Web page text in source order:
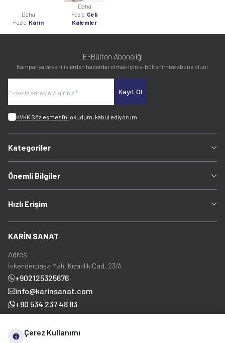
Daha
Fazla Karin
Daha
Fazla Celi
Kalemler
E-Bülten Aboneliği
Kampanya ve yeniliklerden haberdar olmak için e-bültenimize abone olun!
Kayıt Ol
KVKK Sözleşmesi'ni okudum, kabul ediyorum.
Kategoriler
Önemli Bilgiler
Hızlı Erişim
KARİN SANAT
Adres
İskenderpaşa Mah. Kızanlık Cad. 23/A
+902125325676
info@karinsanat.com
+90 534 237 48 83
Çerez Kullanımı